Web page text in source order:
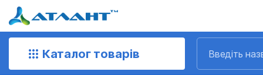
Каталог товарів